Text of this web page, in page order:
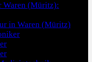
Waren (Müritz):
in Waren (Müritz)